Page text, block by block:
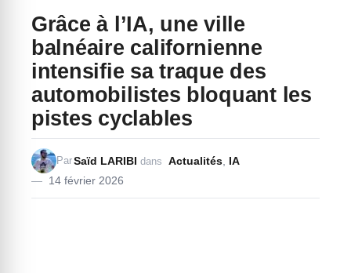
Grâce à l’IA, une ville
balnéaire californienne
intensifie sa traque des
automobilistes bloquant les
pistes cyclables
14 février 2026
ParSaïd LARIBI dans Actualités IA